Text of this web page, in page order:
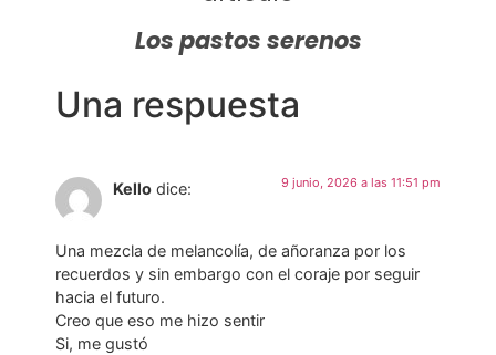
Los pastos serenos
Una respuesta
Kello dice: 9 junio, 2026 a las 11:51 pm
Una mezcla de melancolía, de añoranza por los
recuerdos y sin embargo con el coraje por seguir
hacia el futuro.
Creo que eso me hizo sentir
Si, me gustó